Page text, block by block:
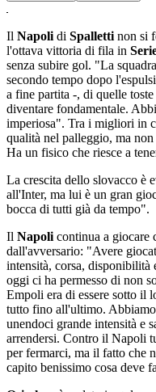
Il Napoli di Spalletti non si
l'ottava vittoria di fila in
senza subire gol. "La
secondo tempo dopo
a fine partita -, di quelle
diventare fondamentale.
imperiosa". Tra i migliori in
qualità nel palleggio, ma
Ha un fisico che riesce a
La crescita dello slovacco è
all'Inter, ma lui è un gran
bocca di tutti già da tempo".
Il Napoli continua a giocare
dall'avversario: "Avere
intensità, corsa, disponibilità
oggi ci ha permesso di non
Empoli era di essere sotto il
tutto fino all'ultimo. Abbiamo
unendoci grande intensità e
arrendersi. Contro il Napoli
per fermarci, ma il fatto che
capito benissimo cosa deve